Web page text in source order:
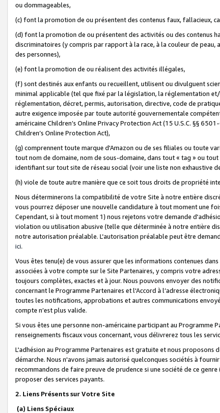
ou dommageables,
(c) font la promotion de ou présentent des contenus faux, fallacieux,
(d) font la promotion de ou présentent des activités ou des contenus
discriminatoires (y compris par rapport à la race, à la couleur de
des personnes),
(e) font la promotion de ou réalisent des activités illégales,
(f) sont destinés aux enfants ou recueillent, utilisent ou divulguent
minimal applicable (tel que fixé par la législation, la réglementation
réglementation, décret, permis, autorisation, directive, code de
autre exigence imposée par toute autorité gouvernementale
américaine Children’s Online Privacy Protection Act (15 U.S.C. §§
Children’s Online Protection Act),
(g) comprennent toute marque d'Amazon ou de ses filiales ou toute
tout nom de domaine, nom de sous-domaine, dans tout « tag » ou
identifiant sur tout site de réseau social (voir une liste non exhaustive
(h) viole de toute autre manière que ce soit tous droits de propriété
Nous déterminerons la compatibilité de votre Site à notre entière
vous pourrez déposer une nouvelle candidature à tout moment une
Cependant, si à tout moment 1) nous rejetons votre demande
violation ou utilisation abusive (telle que déterminée à notre entière
notre autorisation préalable. L'autorisation préalable peut être
ici.
Vous êtes tenu(e) de vous assurer que les informations contenues
associées à votre compte sur le Site Partenaires, y compris votre
toujours complètes, exactes et à jour. Nous pouvons envoyer des
concernant le Programme Partenaires et l'Accord à l’adresse
toutes les notifications, approbations et autres communications
compte n’est plus valide.
Si vous êtes une personne non-américaine participant au
renseignements fiscaux vous concernant, vous délivrerez tous les
L'adhésion au Programme Partenaires est gratuite et nous proposons
démarche. Nous n'avons jamais autorisé quelconques sociétés à
recommandons de faire preuve de prudence si une société de ce
proposer des services payants.
2. Liens Présents sur Votre Site
(a) Liens Spéciaux